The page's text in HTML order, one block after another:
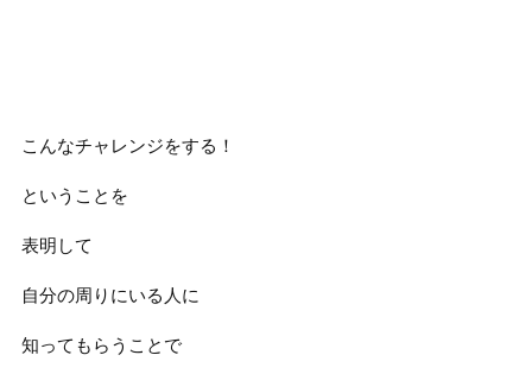
こんなチャレンジをする！
ということを
表明して
自分の周りにいる人に
知ってもらうことで